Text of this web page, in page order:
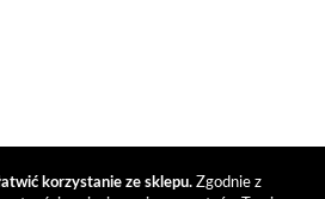
korzystanie ze sklepu. Zgodnie z